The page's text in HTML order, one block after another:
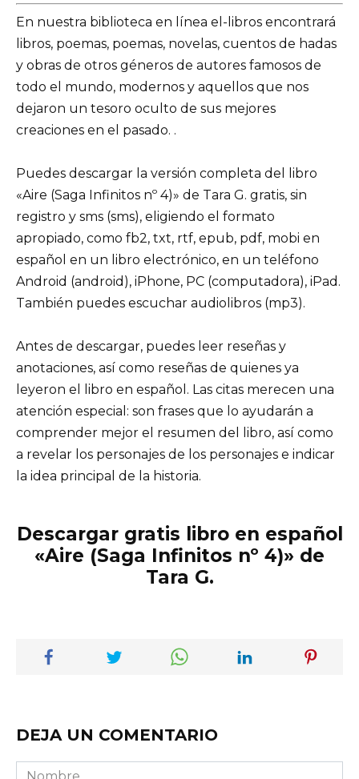
En nuestra biblioteca en línea el-libros encontrará
libros, poemas, poemas, novelas, cuentos de hadas
y obras de otros géneros de autores famosos de
todo el mundo, modernos y aquellos que nos
dejaron un tesoro oculto de sus mejores
creaciones en el pasado. .
Puedes descargar la versión completa del libro
«Aire (Saga Infinitos nº 4)» de Tara G. gratis, sin
registro y sms (sms), eligiendo el formato
apropiado, como fb2, txt, rtf, epub, pdf, mobi en
español en un libro electrónico, en un teléfono
Android (android), iPhone, PC (computadora), iPad.
También puedes escuchar audiolibros (mp3).
Antes de descargar, puedes leer reseñas y
anotaciones, así como reseñas de quienes ya
leyeron el libro en español. Las citas merecen una
atención especial: son frases que lo ayudarán a
comprender mejor el resumen del libro, así como
a revelar los personajes de los personajes e indicar
la idea principal de la historia.
Descargar gratis libro en español
«Aire (Saga Infinitos nº 4)» de
Tara G.
DEJA UN COMENTARIO
Nombre